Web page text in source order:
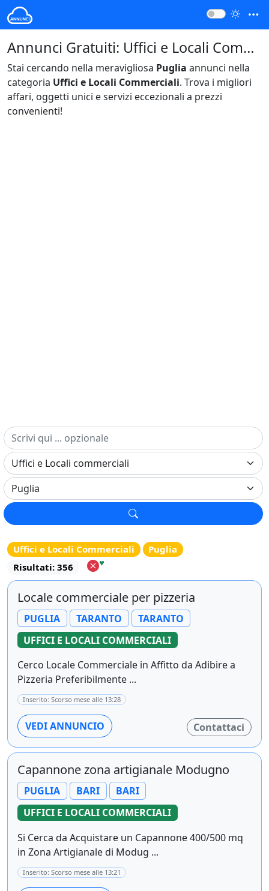
Annunci Gratuiti: Uffici e Locali Commerciali Puglia Italia
Stai cercando nella meravigliosa Puglia annunci nella
categoria Uffici e Locali Commerciali. Trova i migliori
affari, oggetti unici e servizi eccezionali a prezzi
convenienti!
Uffici e Locali Commerciali
Puglia
Risultati: 356
♥
Locale commerciale per pizzeria
PUGLIA TARANTO
TARANTO
UFFICI E LOCALI COMMERCIALI
Cerco Locale Commerciale in Affitto da Adibire a
Pizzeria Preferibilmente ...
Inserito: Scorso mese alle 13:28
VEDI ANNUNCIO Contattaci
Capannone zona artigianale Modugno
PUGLIA BARI
BARI
UFFICI E LOCALI COMMERCIALI
Si Cerca da Acquistare un Capannone 400/500 mq
in Zona Artigianale di Modug ...
Inserito: Scorso mese alle 13:21